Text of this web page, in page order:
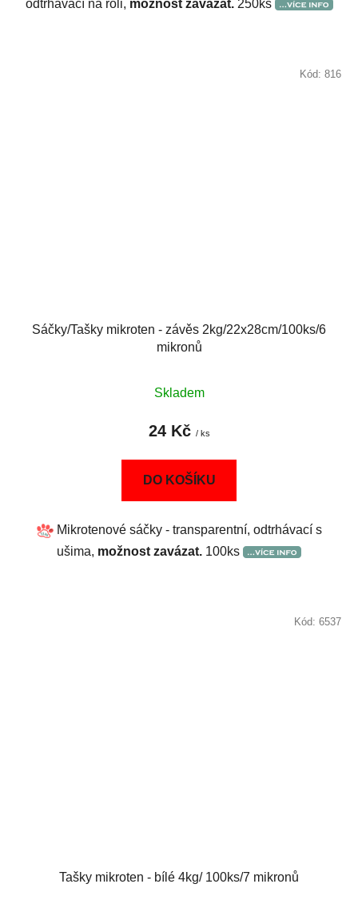
odtrhávací na roli, možnost zavázat.250ks
Sáčky/Tašky mikroten - závěs 2kg/22x28cm/100ks/6
mikronů
Skladem
24 Kč / ks
DO KOŠÍKU
Mikrotenové sáčky - transparentní, odtrhávací s
ušima, možnost zavázat. 100ks
Kód: 816
Tašky mikroten - bílé 4kg/ 100ks/7 mikronů
Kód: 6537